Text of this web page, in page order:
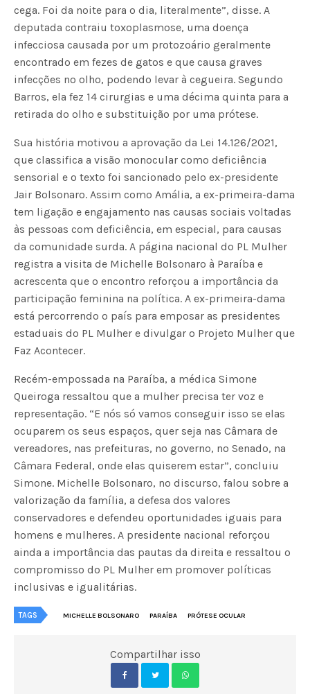
cega. Foi da noite para o dia, literalmente”, disse. A
deputada contraiu toxoplasmose, uma doença
infecciosa causada por um protozoário geralmente
encontrado em fezes de gatos e que causa graves
infecções no olho, podendo levar à cegueira. Segundo
Barros, ela fez 14 cirurgias e uma décima quinta para a
retirada do olho e substituição por uma prótese.
Sua história motivou a aprovação da Lei 14.126/2021,
que classifica a visão monocular como deficiência
sensorial e o texto foi sancionado pelo ex-presidente
Jair Bolsonaro. Assim como Amália, a ex-primeira-dama
tem ligação e engajamento nas causas sociais voltadas
às pessoas com deficiência, em especial, para causas
da comunidade surda. A página nacional do PL Mulher
registra a visita de Michelle Bolsonaro à Paraíba e
acrescenta que o encontro reforçou a importância da
participação feminina na política. A ex-primeira-dama
está percorrendo o país para emposar as presidentes
estaduais do PL Mulher e divulgar o Projeto Mulher que
Faz Acontecer.
Recém-empossada na Paraíba, a médica Simone
Queiroga ressaltou que a mulher precisa ter voz e
representação. “E nós só vamos conseguir isso se elas
ocuparem os seus espaços, quer seja nas Câmara de
vereadores, nas prefeituras, no governo, no Senado, na
Câmara Federal, onde elas quiserem estar”, concluiu
Simone. Michelle Bolsonaro, no discurso, falou sobre a
valorização da família, a defesa dos valores
conservadores e defendeu oportunidades iguais para
homens e mulheres. A presidente nacional reforçou
ainda a importância das pautas da direita e ressaltou o
compromisso do PL Mulher em promover políticas
inclusivas e igualitárias.
TAGS MICHELLE BOLSONARO PARAÍBA PRÓTESE OCULAR
Compartilhar isso